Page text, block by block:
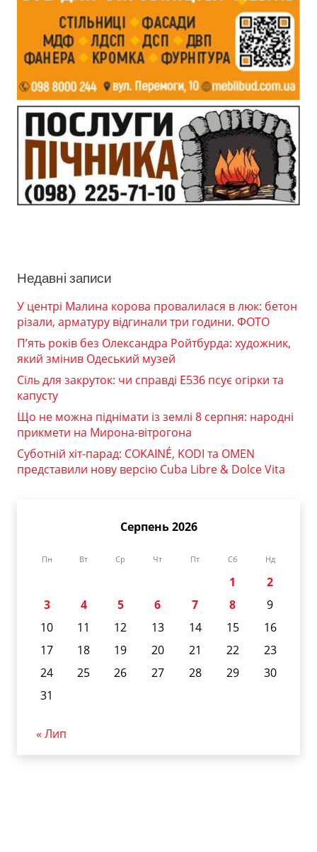
Недавні записи
У центрі Малина корова провалилася в люк: бетон
різали, арматуру відгинали три години. ФОТО
П’ять років без Олександра Ройтбурда: художник,
який змінив Одеський музей
Сіль для закруток: чи справді Е536 псує огірки та
капусту
Що не можна піднімати із землі 8 серпня: народні
прикмети на Мирона-вітрогона
Суботній хіт-парад: COKAINÉ, KODI та OMEN
представили нову версію Cuba Libre & Dolce Vita
Серпень 2026
Пн Вт Ср Чт Пт Сб Нд
1
2
3
4 5 6 7 8
9
10
11 12 13 14 15
16
17
18 19 20 21 22
23
24
25 26 27 28 29
30
31
« Лип